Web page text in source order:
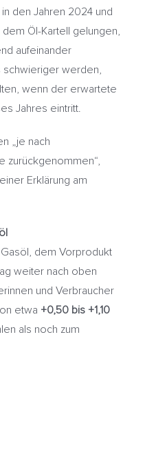
den Jahren 2024 und
Öl-Kartell gelungen,
aufeinander
schwieriger werden,
wenn der erwartete
Jahres eintritt.
„je nach
zurückgenommen“,
Erklärung am
dem Vorprodukt
weiter nach oben
und Verbraucher
etwa +0,50 bis +1,10
als noch zum